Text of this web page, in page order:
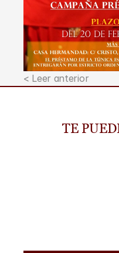
< Leer anterior
TE